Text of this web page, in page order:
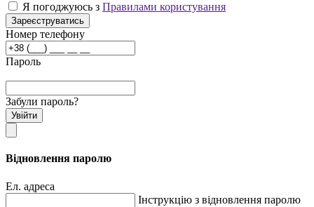
Я погоджуюсь з Правилами користування
Зареєструватись
Номер телефону
Пароль
Забули пароль?
Увійти
Відновлення паролю
Ел. адреса
Інструкцію з відновлення паролю